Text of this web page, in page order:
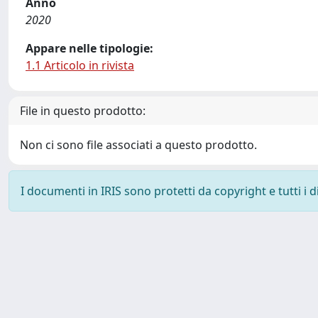
2020
Appare nelle tipologie:
1.1 Articolo in rivista
File in questo prodotto:
Non ci sono file associati a questo prodotto.
I documenti in IRIS sono protetti da copyright e tutti i